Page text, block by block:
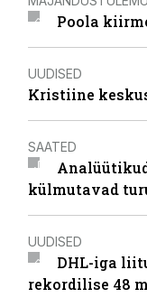
Poola
UUDISED
Kristiine
SAATED
külmutavad
UUDISED
DHL-iga
rekordilise 48